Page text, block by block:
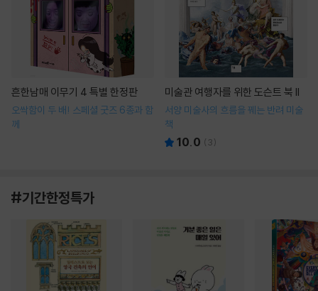
흔한남매 이무기 4 특별 한정판
오싹함이 두 배! 스페셜 굿즈 6종과 함
께
미술관 여행자를 위한 도슨트 북 II
서양 미술사의 흐름을 꿰는 반려 미술
책
10.0 ( 3)
#기간한정특가